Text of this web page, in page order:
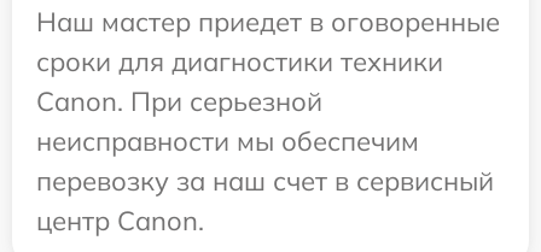
Наш мастер приедет в оговоренные
сроки для диагностики техники
Canon. При серьезной
неисправности мы обеспечим
перевозку за наш счет в сервисный
центр Canon.